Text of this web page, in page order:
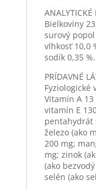
Bielkoviny
surový
vlhkosť 10,0
sodík 0,35 %.
PRÍDAVNÉ
Fyziologické
Vitamín A 13
vitamín E
pentahydrát
železo (ako
200 mg;
mg; zinok
(ako
selén (ako